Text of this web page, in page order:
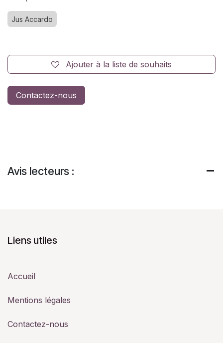
Jus Accardo
Ajouter à la liste de souhaits
Contactez-nous
Avis lecteurs :
Liens utiles
Accueil
Mentions légales
Contactez-nous